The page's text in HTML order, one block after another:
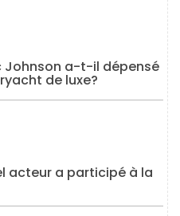
Johnson a-t-il dépensé
de luxe?
acteur a participé à la